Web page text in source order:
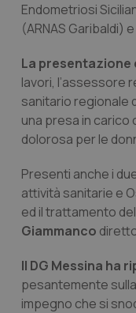
Endometriosi
(ARNAS Garibaldi)
La presentazione
lavori, l’assessore
sanitario regionale
una presa in
dolorosa per le
Presenti anche i
attività sanitarie e
ed il trattamento
Giammanco
Il DG Messina ha
pesantemente
impegno che si